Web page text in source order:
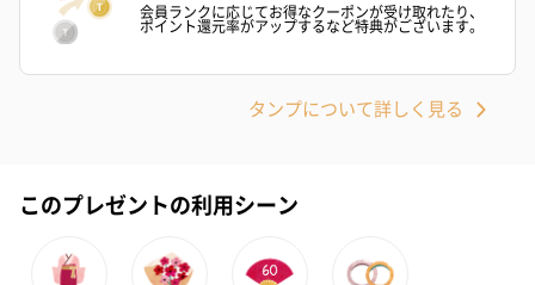
アールグレイ（HAPPY
BIRTHDAY TO YOU）
（660円）
アールグレイティー
フルーツティ
スイーツ
スイーツを同梱してお届けいたします。ギフトへの＋αにおすすめ
会員ランクに応じてお得なクーポンが受け取れたり、
ポイント還元率がアップするなど特典がございます。
タンプについて詳しく見る
このプレゼントの利用シーン